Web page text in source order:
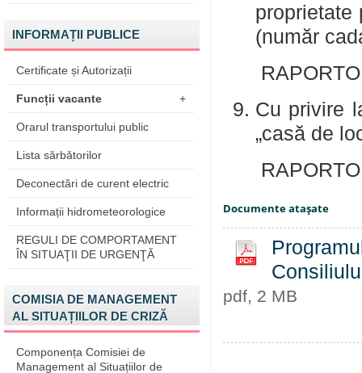
INFORMAȚII PUBLICE
Certificate și Autorizații
Funcții vacante +
Orarul transportului public
Lista sărbătorilor
Deconectări de curent electric
Informații hidrometeorologice
REGULI DE COMPORTAMENT
ÎN SITUAŢII DE URGENŢĂ
COMISIA DE MANAGEMENT
AL SITUAȚIILOR DE CRIZĂ
Componența Comisiei de
Management al Situațiilor de
proprietate
(număr
Cu privire
„casă de
Documente ataşate
pdf, 2 MB